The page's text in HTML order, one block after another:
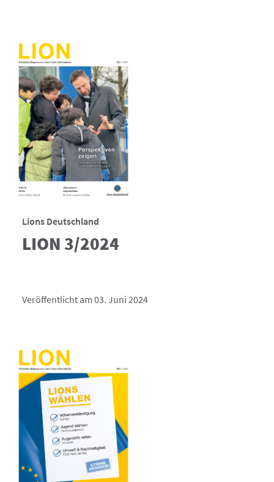
Lions Deutschland
LION 3/2024
Veröffentlicht am 03. Juni 2024